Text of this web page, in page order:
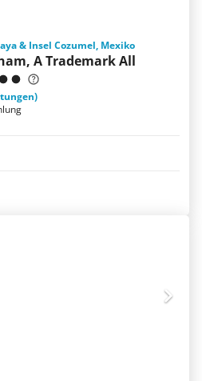
& Insel Cozumel, Mexiko
A Trademark All